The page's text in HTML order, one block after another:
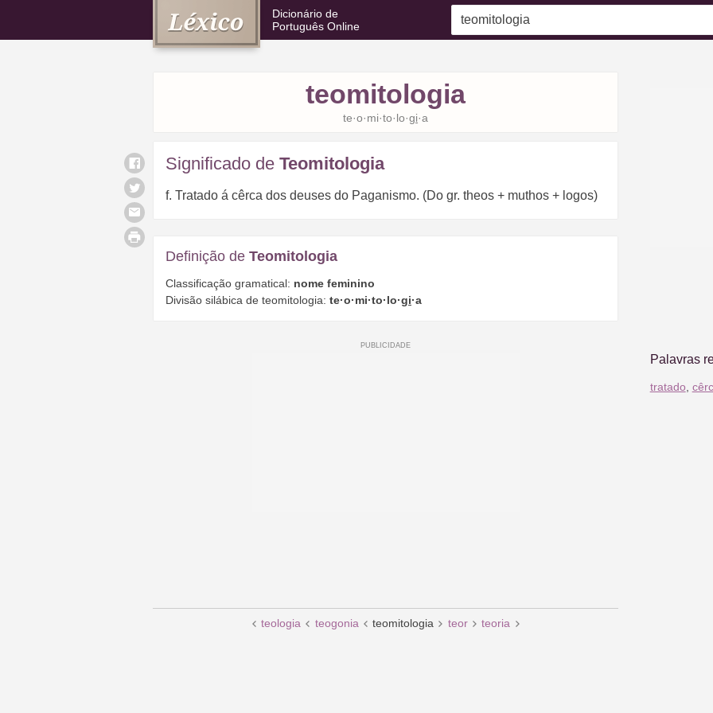
Dicionário de
Português Online
teomitologia
te·o·mi·to·lo·gi·a
Significado de Teomitologia
f. Tratado á cêrca dos deuses do Paganismo. (Do gr. theos + muthos + logos)
Definição de Teomitologia
Classificação gramatical: nome feminino
Divisão silábica de teomitologia: te·o·mi·to·lo·gi·a
teologia teogonia teomitologia teor teoria
Palavras
tratado,